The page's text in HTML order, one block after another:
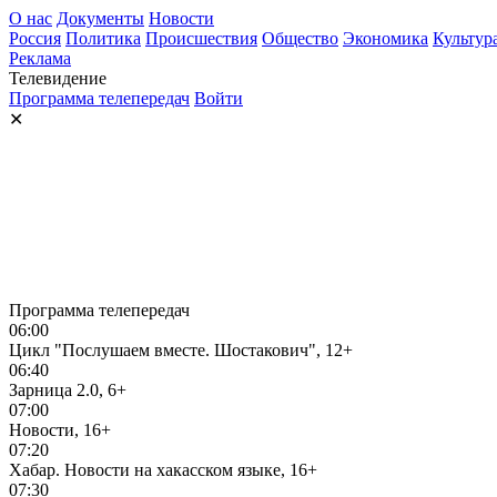
О нас Документы Новости
Россия Политика Происшествия Общество Экономика
Реклама
Телевидение
Программа телепередач Войти
✕
Программа телепередач
06:00
Цикл "Послушаем вместе. Шостакович", 12+
06:40
Зарница 2.0, 6+
07:00
Новости, 16+
07:20
Хабар. Новости на хакасском языке, 16+
07:30